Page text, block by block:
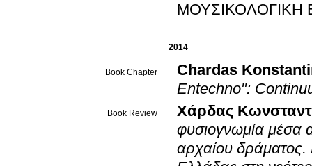
ΜΟΥΣΙΚΟΛΟΓΙΚΗ
2014
Book Chapter
Chardas
Entechno":
Book Review
Χάρδας
φυσιογνωμία μέσα από το ρόλο της μουσικής σε
αρχαίου δράματος.